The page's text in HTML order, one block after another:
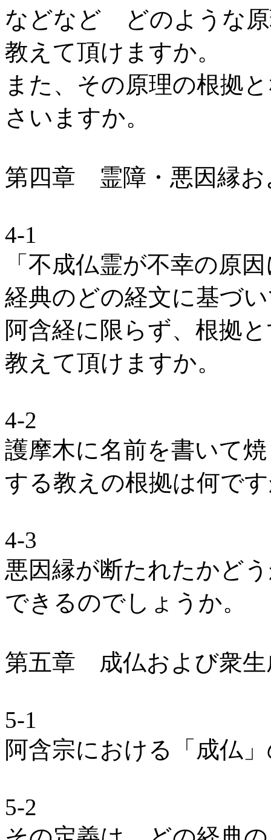
などなど どのような
教えて頂けますか。
また、その原理の根拠
さいますか。
第四章 霊障・悪因縁お
4-1
「不成仏霊が不幸の原
経典のどの経文に基づ
阿含経に限らず、根拠
教えて頂けますか。
4-2
護摩木に名前を書いて
する教えの根拠は何で
4-3
悪因縁が断たれたかど
できるのでしょうか。
第五章 成仏および衆生
5-1
阿含宗における「成仏
5-2